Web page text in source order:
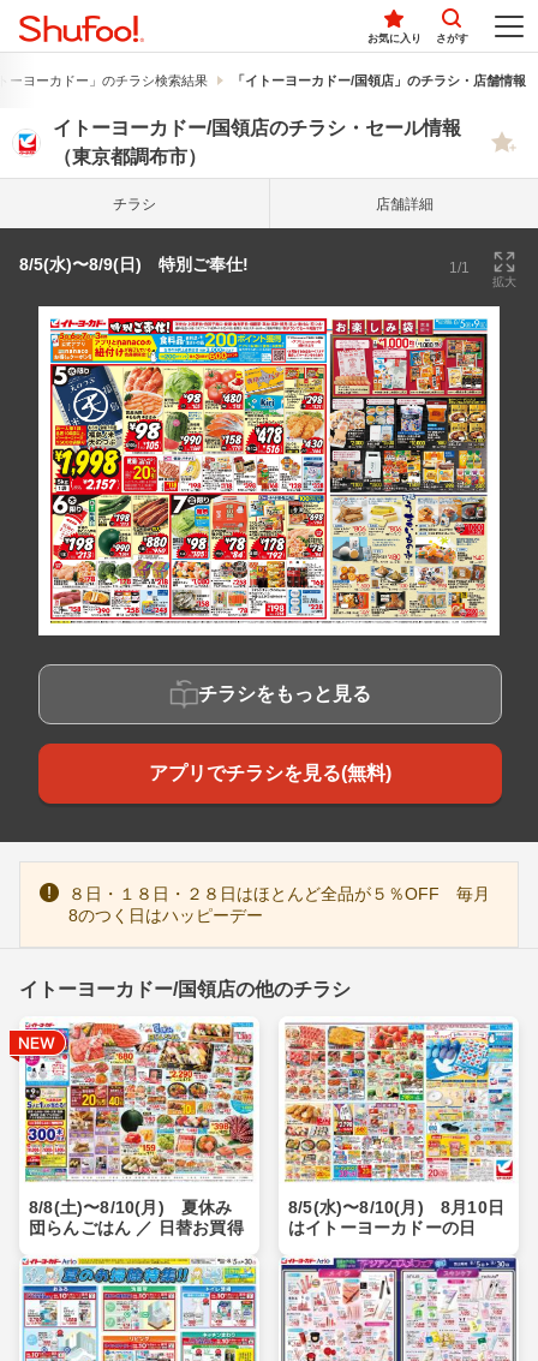
お気に入り さがす
ーヨーカドー」のチラシ検索結果 「イトーヨーカドー/国領店」のチラシ・店舗情報
イトーヨーカドー/国領店のチラシ・セール情報
（東京都調布市）
チラシ 店舗詳細
8/5(水)〜8/9(日) 特別ご奉仕! 1/1
拡大
チラシをもっと見る
アプリでチラシを見る(無料)
８日・１８日・２８日はほとんど全品が５％OFF 毎月
8のつく日はハッピーデー
イトーヨーカドー/国領店の他のチラシ
8/8(土)〜8/10(月) 夏休み
団らんごはん ／ 日替お買得
8/5(水)〜8/10(月) 8月10日
はイトーヨーカドーの日